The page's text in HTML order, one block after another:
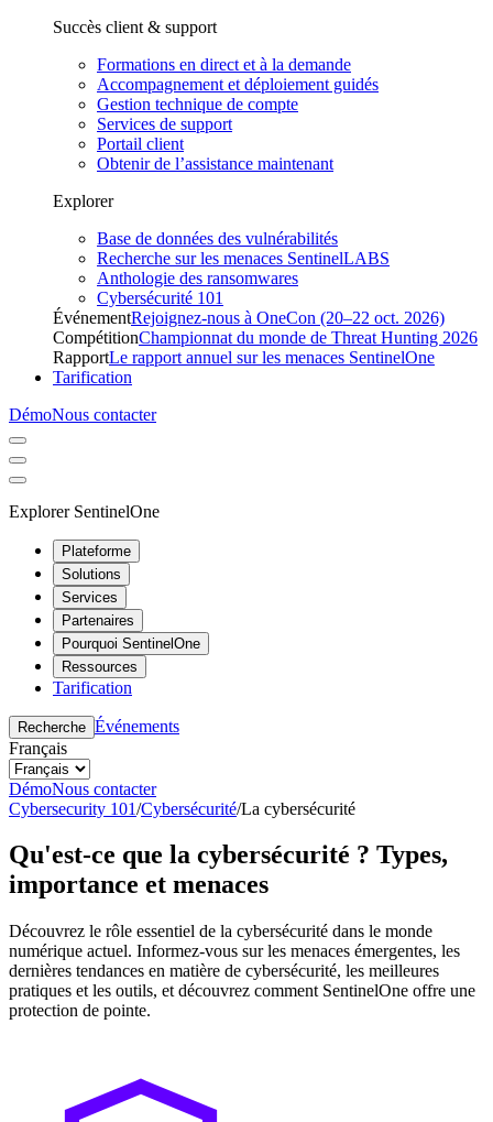
Succès client & support
Formations en direct et à la demande
Accompagnement et déploiement guidés
Gestion technique de compte
Services de support
Portail client
Obtenir de l’assistance maintenant
Explorer
Base de données des vulnérabilités
Recherche sur les menaces SentinelLABS
Anthologie des ransomwares
Cybersécurité 101
ÉvénementRejoignez-nous à OneCon (20–22 oct. 2026)
CompétitionChampionnat du monde de Threat Hunting 2026
RapportLe rapport annuel sur les menaces SentinelOne
Tarification
DémoNous contacter
Explorer SentinelOne
Plateforme
Solutions
Services
Partenaires
Pourquoi SentinelOne
Ressources
Tarification
Recherche Événements
Français
DémoNous contacter
Cybersecurity 101/Cybersécurité/La cybersécurité
Qu'est-ce que la cybersécurité ? Types,
importance et menaces
Découvrez le rôle essentiel de la cybersécurité dans le monde
numérique actuel. Informez-vous sur les menaces émergentes, les
dernières tendances en matière de cybersécurité, les meilleures
pratiques et les outils, et découvrez comment SentinelOne offre une
protection de pointe.